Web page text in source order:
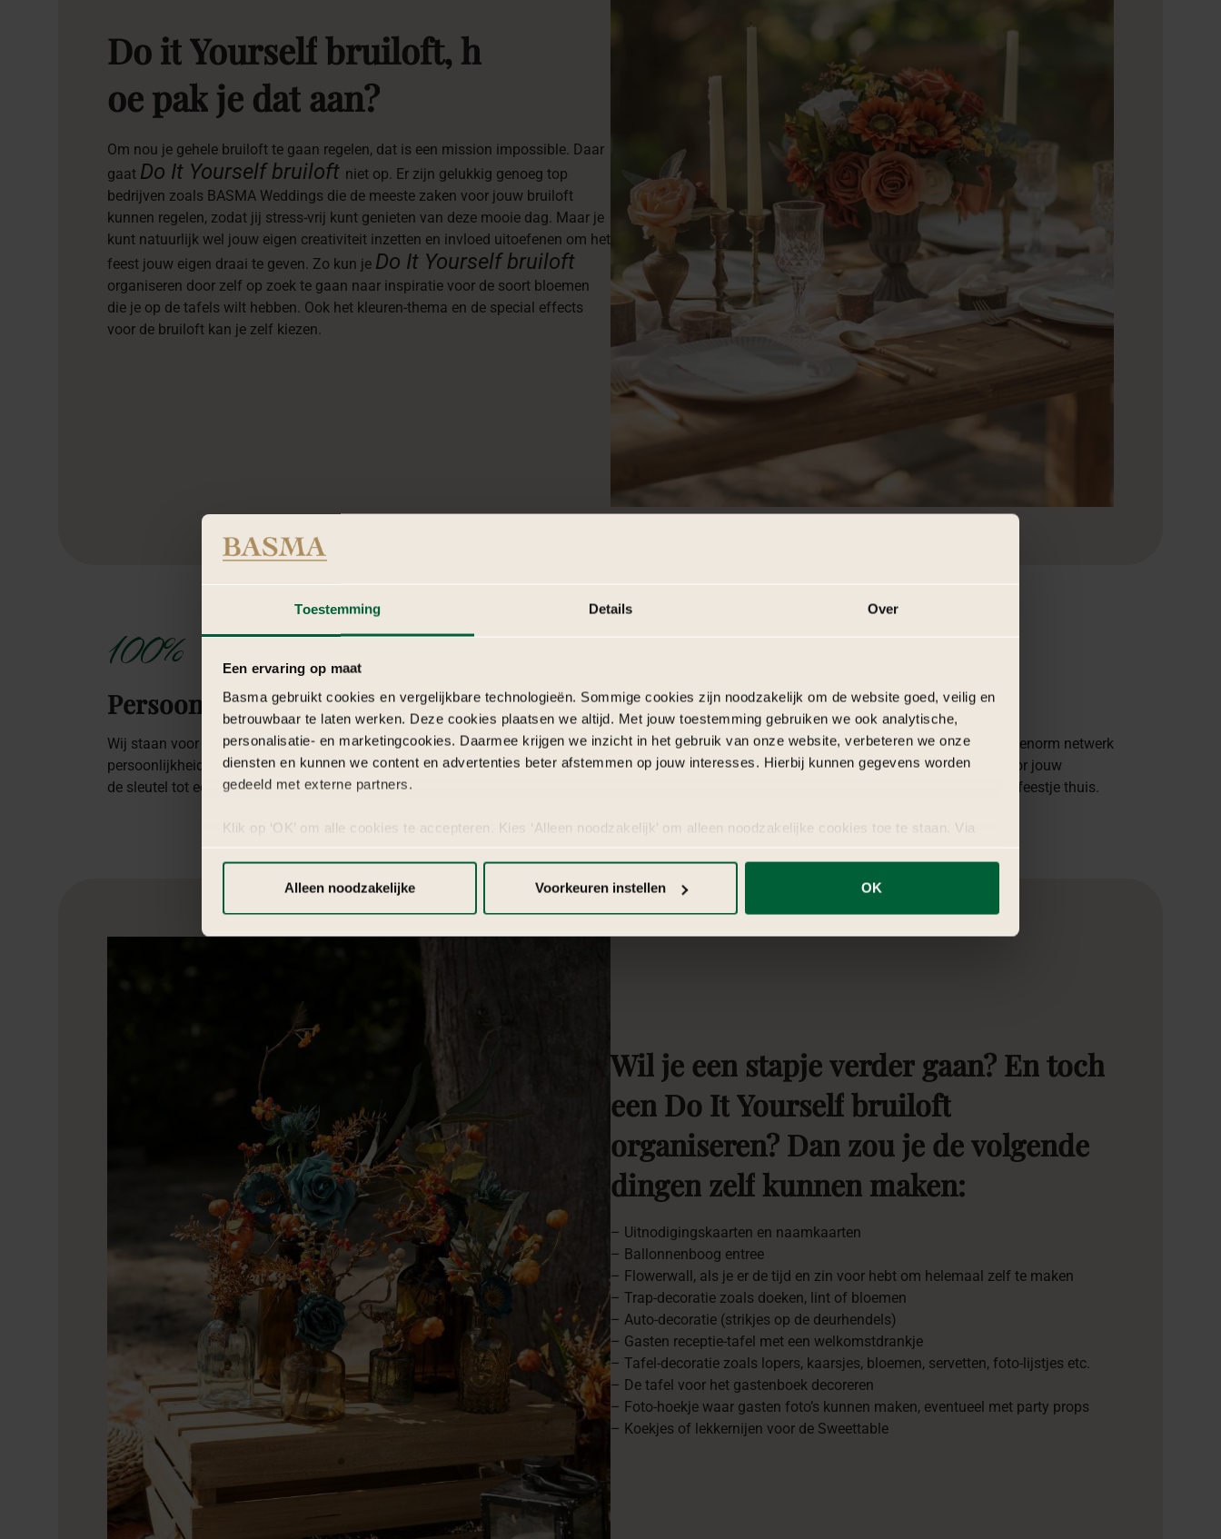
Toestemming Details Over
Een ervaring op maat
Basma gebruikt cookies en vergelijkbare technologieën. Sommige cookies zijn noodzakelijk om de website goed, veilig en
betrouwbaar te laten werken. Deze cookies plaatsen we altijd. Met jouw toestemming gebruiken we ook analytische,
personalisatie- en marketingcookies. Daarmee krijgen we inzicht in het gebruik van onze website, verbeteren we onze
diensten en kunnen we content en advertenties beter afstemmen op jouw interesses. Hierbij kunnen gegevens worden
gedeeld met externe partners.
Klik op ‘OK’ om alle cookies te accepteren. Kies ‘Alleen noodzakelijk’ om alleen noodzakelijke cookies toe te staan. Via
Alleen noodzakelijke
Voorkeuren instellen OK
DoitYourselfbruiloft,h
oepakje dataan?
Om nou je gehele bruiloft te gaan regelen, dat is een mission impossible. Daar
gaat Do It Yourself bruiloft niet op. Er zijn gelukkig genoeg top
bedrijven zoals BASMA Weddings die de meeste zaken voor jouw bruiloft
kunnen regelen, zodat jij stress-vrij kunt genieten van deze mooie dag. Maar je
kunt natuurlijk wel jouw eigen creativiteit inzetten en invloed uitoefenen om het
feest jouw eigen draai te geven. Zo kun je Do It Yourself bruiloft
organiseren door zelf op zoek te gaan naar inspiratie voor de soort bloemen
die je op de tafels wilt hebben. Ook het kleuren-thema en de special effects
voor de bruiloft kan je zelf kiezen.
100%
Persoonlijk
Wij staan voor een 100% persoonlijke aanpak. Jouw
persoonlijkheid of die van je organisatie is voor ons
de sleutel tot een onvergetelijke ervaring.
98%
Klanttevredenheid
Klanten waarderen ons met een uitstekende
beoordeling (google Review 4,8) waarderen onze
Jaar ervaring
Met meer dan 17 jaar ervaring en een enorm netwerk
aan experts zijn wij dé organisatie voor jouw
bruiloft, bedrijfs-evenement of intiem feestje thuis.
Wil je een stapjeverder gaan? Entoch
een Do ItYourselfbruiloft
organiseren? Dan zou je devolgende
dingen zelf kunnen maken:
– Uitnodigingskaarten en naamkaarten
– Ballonnenboog entree
– Flowerwall, als je er de tijd en zin voor hebt om helemaal zelf te maken
– Trap-decoratie zoals doeken, lint of bloemen
– Auto-decoratie (strikjes op de deurhendels)
– Gasten receptie-tafel met een welkomstdrankje
– Tafel-decoratie zoals lopers, kaarsjes, bloemen, servetten, foto-lijstjes etc.
– De tafel voor het gastenboek decoreren
– Foto-hoekje waar gasten foto’s kunnen maken, eventueel met party props
– Koekjes of lekkernijen voor de Sweettable